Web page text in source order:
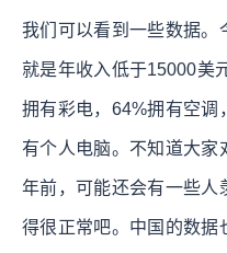
我们可以看到一些数据。
就是年收入低于15000美
拥有彩电，64%拥有空调
有个人电脑。不知道大家
年前，可能还会有一些人
得很正常吧。中国的数据